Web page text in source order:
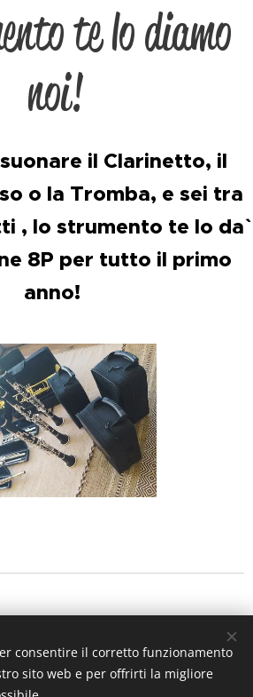
te lo diamo
noi!
il Clarinetto, il
o la Tromba, e sei tra
, lo strumento te lo da`
8P per tutto il primo
anno!
consentire il corretto funzionamento
sito web e per offrirti la migliore